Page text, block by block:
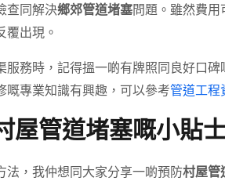
查同解決鄉郊管道堵塞問題。雖然費用
覆出現。
服務時，記得搵一啲有牌照同良好口
嘅專業知識有興趣，可以參考管道工程
屋管道堵塞嘅小貼
法，我仲想同大家分享一啲預防村屋管